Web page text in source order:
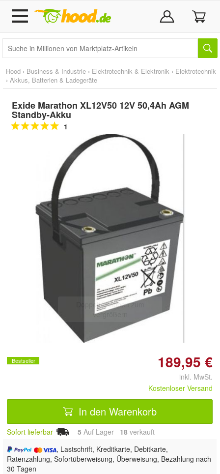
Hood › Business & Industrie › Elektrotechnik & Elektronik › Elektrotechnik
› Akkus, Batterien & Ladegeräte
Exide Marathon XL12V50 12V 50,4Ah AGM
Standby-Akku
1
Doppelt antippen zum
vergrößern
Bestseller 189,95 €
inkl. MwSt.
Kostenloser Versand
In den Warenkorb
Sofort lieferbar 5 Auf Lager 18 verkauft
, Lastschrift, Kreditkarte, Debitkarte,
Ratenzahlung, Sofortüberweisung, Überweisung, Bezahlung nach
30 Tagen